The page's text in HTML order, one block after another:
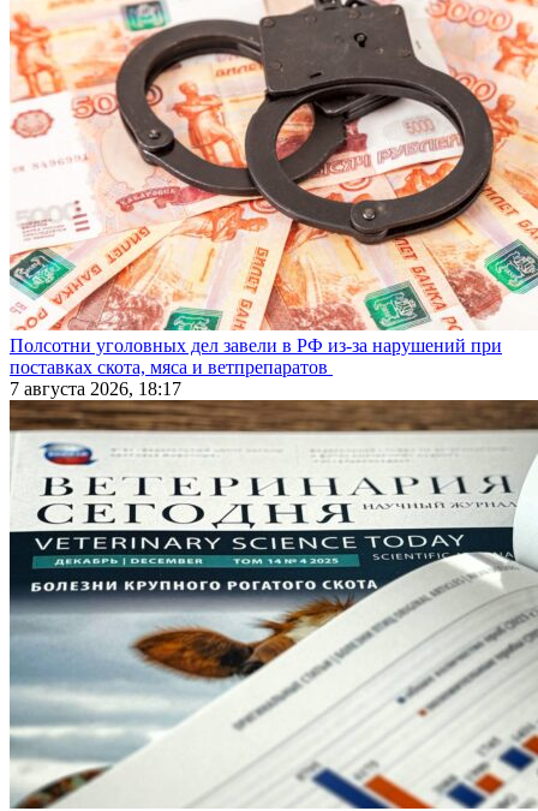
Полсотни уголовных дел завели в РФ из-за нарушений при
поставках скота, мяса и ветпрепаратов
7 августа 2026, 18:17